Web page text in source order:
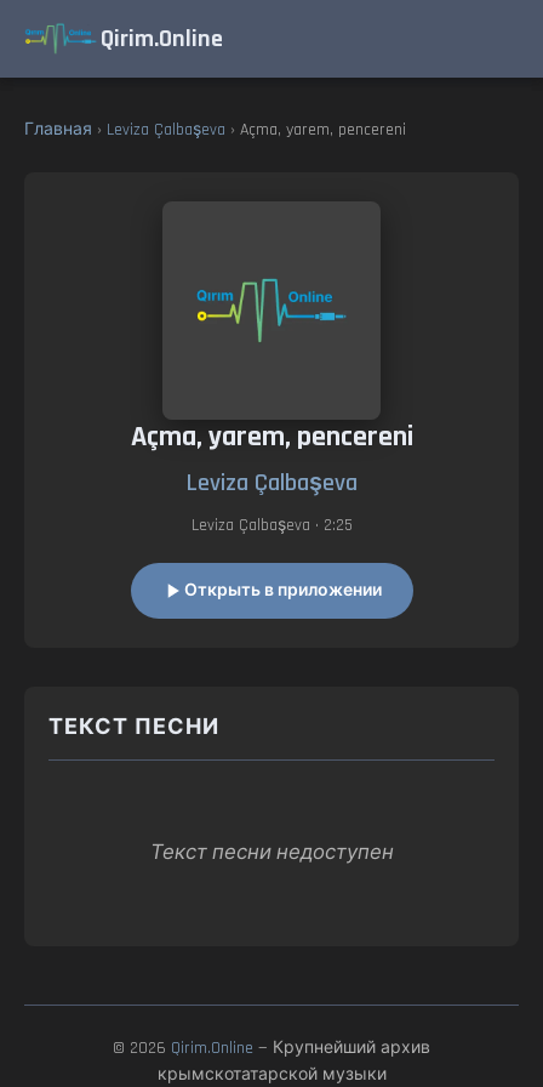
Qirim.Online
Главная › Leviza Çalbaşeva › Açma, yarem, pencereni
Açma, yarem, pencereni
Leviza Çalbaşeva
Leviza Çalbaşeva • 2:25
Открыть в приложении
ТЕКСТ ПЕСНИ
Текст песни недоступен
© 2026 Qirim.Online — Крупнейший архив
крымскотатарской музыки